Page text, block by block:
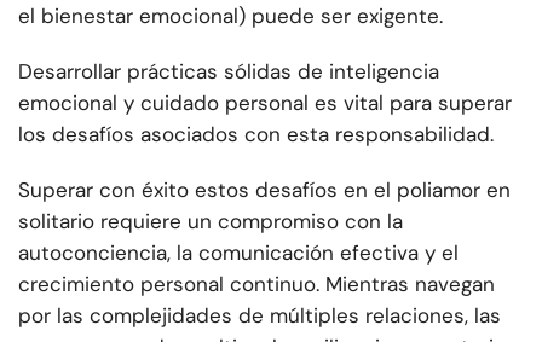
el bienestar emocional) puede ser exigente.
Desarrollar prácticas sólidas de inteligencia
emocional y cuidado personal es vital para superar
los desafíos asociados con esta responsabilidad.
Superar con éxito estos desafíos en el poliamor en
solitario requiere un compromiso con la
autoconciencia, la comunicación efectiva y el
crecimiento personal continuo. Mientras navegan
por las complejidades de múltiples relaciones, las